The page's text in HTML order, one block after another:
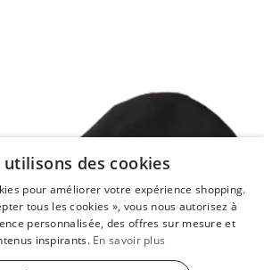
utilisons des cookies
pour améliorer votre expérience shopping.
tous les cookies », vous nous autorisez à
personnalisée, des offres sur mesure et
inspirants. En savoir plus